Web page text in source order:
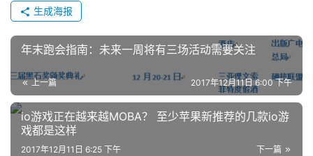
生成海报
年末跑会指南：未来一周将有三场活动需要关注
上一篇 2017年12月11日 6:00 下午
io游戏正在越来越MOBA？ 至少苹果新推荐的几款io游
戏都是这样
下一篇
2017年12月11日 6:25 下午